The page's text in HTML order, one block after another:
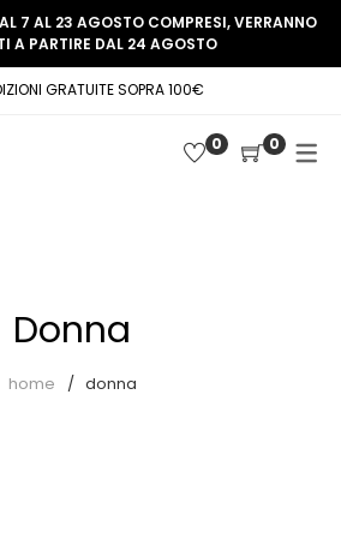
7 AL 23 AGOSTO COMPRESI, VERRANNO
A PARTIRE DAL 24 AGOSTO
GRATUITE SOPRA 100€
0 0
Donna
home donna